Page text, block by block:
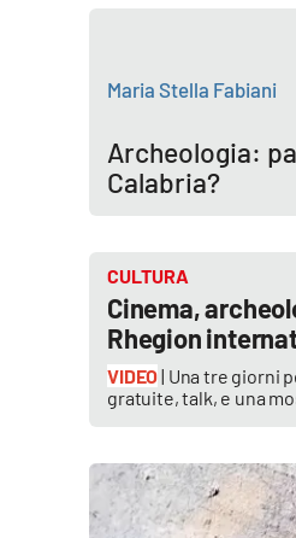
Reggio Calabria
Lamezia Terme
Archeologia:
Calabria?
Maria Stella Fabiani
CULTURA
Cinema,
Rhegion
VIDEO| Una tre giorni
gratuite, talk, e una